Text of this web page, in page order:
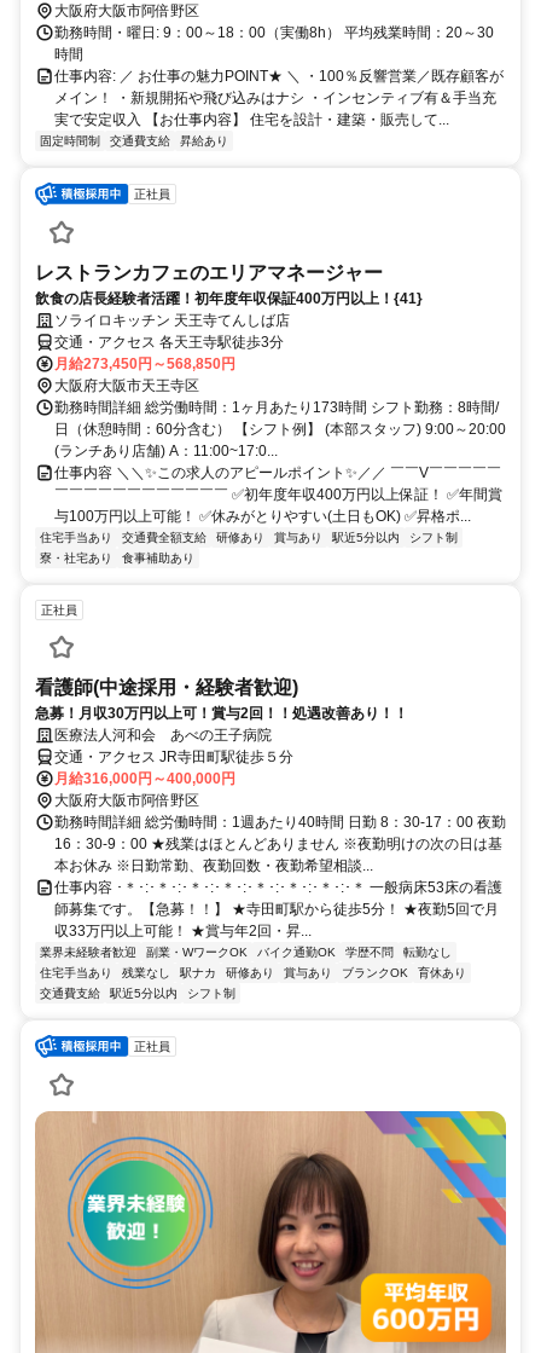
大阪府大阪市阿倍野区
勤務時間・曜日: 9：00～18：00（実働8h） 平均残業時間：20～30
時間
仕事内容: ／ お仕事の魅力POINT★ ＼ ・100％反響営業／既存顧客が
メイン！ ・新規開拓や飛び込みはナシ ・インセンティブ有＆手当充
実で安定収入 【お仕事内容】 住宅を設計・建築・販売して...
固定時間制 交通費支給 昇給あり
正社員
レストランカフェのエリアマネージャー
飲食の店長経験者活躍！初年度年収保証400万円以上！{41}
ソライロキッチン 天王寺てんしば店
交通・アクセス 各天王寺駅徒歩3分
月給273,450円～568,850円
大阪府大阪市天王寺区
勤務時間詳細 総労働時間：1ヶ月あたり173時間 シフト勤務：8時間/
日（休憩時間：60分含む） 【シフト例】 (本部スタッフ) 9:00～20:00
(ランチあり店舗) A：11:00~17:0...
仕事内容 ＼＼✨この求人のアピールポイント✨／／ ￣￣V￣￣￣￣￣
￣￣￣￣￣￣￣￣￣￣￣￣ ✅初年度年収400万円以上保証！ ✅年間賞
与100万円以上可能！ ✅休みがとりやすい(土日もOK) ✅昇格ポ...
住宅手当あり 交通費全額支給 研修あり 賞与あり 駅近5分以内
シフト制
寮・社宅あり
食事補助あり
正社員
看護師(中途採用・経験者歓迎)
急募！月収30万円以上可！賞与2回！！処遇改善あり！！
医療法人河和会 あべの王子病院
交通・アクセス JR寺田町駅徒歩５分
月給316,000円～400,000円
大阪府大阪市阿倍野区
勤務時間詳細 総労働時間：1週あたり40時間 日勤 8：30-17：00 夜勤
16：30-9：00 ★残業はほとんどありません ※夜勤明けの次の日は基
本お休み ※日勤常勤、夜勤回数・夜勤希望相談...
仕事内容 ･＊･:･＊･:･＊･:･＊･:･＊･:･＊･:･＊･:･＊ 一般病床53床の看護
師募集です。【急募！！】 ★寺田町駅から徒歩5分！ ★夜勤5回で月
収33万円以上可能！ ★賞与年2回・昇...
業界未経験者歓迎 副業・WワークOK バイク通勤OK 学歴不問
転勤なし
住宅手当あり
残業なし 駅ナカ 研修あり 賞与あり ブランクOK
育休あり
交通費支給
駅近5分以内 シフト制
正社員